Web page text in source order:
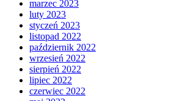
marzec 2023
luty 2023
styczeń 2023
listopad 2022
październik 2022
wrzesień 2022
sierpień 2022
lipiec 2022
czerwiec 2022